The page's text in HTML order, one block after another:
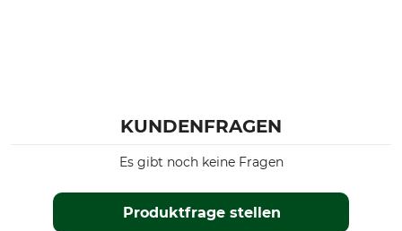
KUNDENFRAGEN
Produktfrage stellen
Es gibt noch keine Fragen